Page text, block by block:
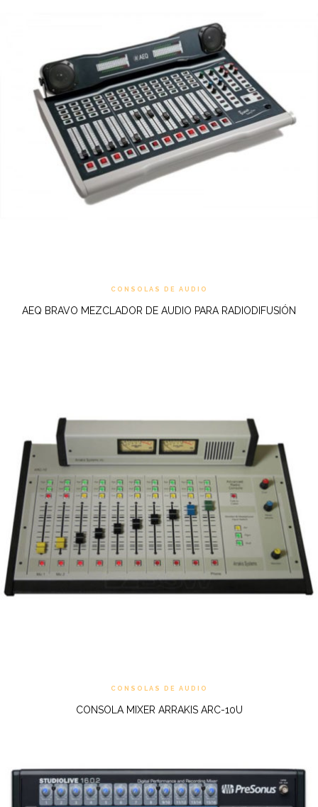
CONSOLAS DE AUDIO
AEQ BRAVO MEZCLADOR DE AUDIO PARA RADIODIFUSIÓN
CONSOLAS DE AUDIO
CONSOLA MIXER ARRAKIS ARC-10U